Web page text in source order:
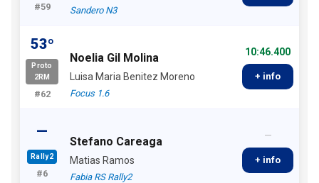
#59 Sandero N3
53º
Proto
2RM
#62
Noelia Gil Molina
Luisa Maria Benitez Moreno
Focus 1.6
10:46.400
+ info
—
Rally2
#6
Stefano Careaga
Matias Ramos
Fabia RS Rally2
—
+ info